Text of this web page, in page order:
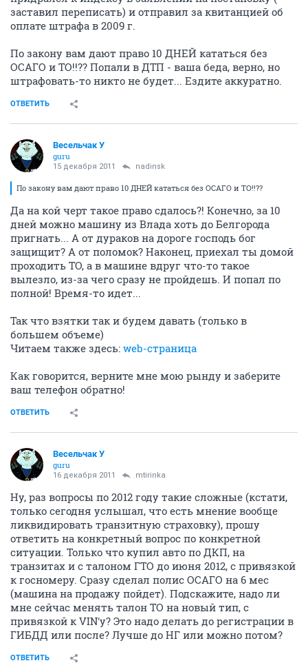
заставил переписать) и отправил за квитанцией об
оплате штрафа в 2009 г.
По закону вам дают право 10 ДНЕЙ кататься без
ОСАГО и ТО!!?? Попали в ДТП - ваша беда, верно, но
штрафовать-то никто не будет... Ездите аккуратно.
ОТВЕТИТЬ
Весельчак У
guru
15 декабря 2011 nadinsk
По закону вам дают право 10 ДНЕЙ кататься без ОСАГО и ТО!!??
Да на кой черт такое право сдалось?! Конечно, за 10
дней можно машину из Влада хоть до Белгорода
пригнать... А от дураков на дороге господь бог
защищит? А от поломок? Наконец, приехал ты домой
проходить ТО, а в машине вдруг что-то такое
вылезло, из-за чего сразу не пройдешь. И попал по
полной! Время-то идет...
Так что взятки так и будем давать (только в
большем объеме)
Читаем также здесь: web-страница
Как говорится, верните мне мою рынду и заберите
ваш телефон обратно!
ОТВЕТИТЬ
Весельчак У
guru
16 декабря 2011 mtirinka
Ну, раз вопросы по 2012 году такие сложные (кстати,
только сегодня услышал, что есть мнение вообще
ликвидировать транзитную страховку), прошу
ответить на конкретный вопрос по конкретной
ситуации. Только что купил авто по ДКП, на
транзитах и с талоном ГТО до июня 2012, с привязкой
к госномеру. Сразу сделал полис ОСАГО на 6 мес
(машина на продажу пойдет). Подскажите, надо ли
мне сейчас менять талон ТО на новый тип, с
привязкой к VIN'у? Это надо делать до регистрации в
ГИБДД или после? Лучше до НГ или можно потом?
ОТВЕТИТЬ